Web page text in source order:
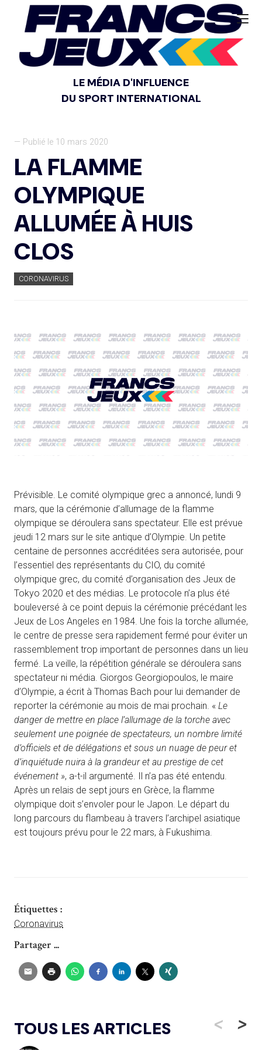
LE MÉDIA D'INFLUENCE
DU SPORT INTERNATIONAL
— Publié le 10 mars 2020
LA FLAMME
OLYMPIQUE
ALLUMÉE À HUIS
CLOS
CORONAVIRUS
Prévisible. Le comité olympique grec a annoncé, lundi 9
mars, que la cérémonie d’allumage de la flamme
olympique se déroulera sans spectateur. Elle est prévue
jeudi 12 mars sur le site antique d’Olympie. Un petite
centaine de personnes accréditées sera autorisée, pour
l’essentiel des représentants du CIO, du comité
olympique grec, du comité d’organisation des Jeux de
Tokyo 2020 et des médias. Le protocole n’a plus été
bouleversé à ce point depuis la cérémonie précédant les
Jeux de Los Angeles en 1984. Une fois la torche allumée,
le centre de presse sera rapidement fermé pour éviter un
rassemblement trop important de personnes dans un lieu
fermé. La veille, la répétition générale se déroulera sans
spectateur ni média. Giorgos Georgiopoulos, le maire
d’Olympie, a écrit à Thomas Bach pour lui demander de
reporter la cérémonie au mois de mai prochain. « Le
danger de mettre en place l’allumage de la torche avec
seulement une poignée de spectateurs, un nombre limité
d’officiels et de délégations et sous un nuage de peur et
d’inquiétude nuira à la grandeur et au prestige de cet
événement », a-t-il argumenté. Il n’a pas été entendu.
Après un relais de sept jours en Grèce, la flamme
olympique doit s’envoler pour le Japon. Le départ du
long parcours du flambeau à travers l’archipel asiatique
est toujours prévu pour le 22 mars, à Fukushima.
Étiquettes :
Coronavirus
Partager ...
TOUS LES ARTICLES < >